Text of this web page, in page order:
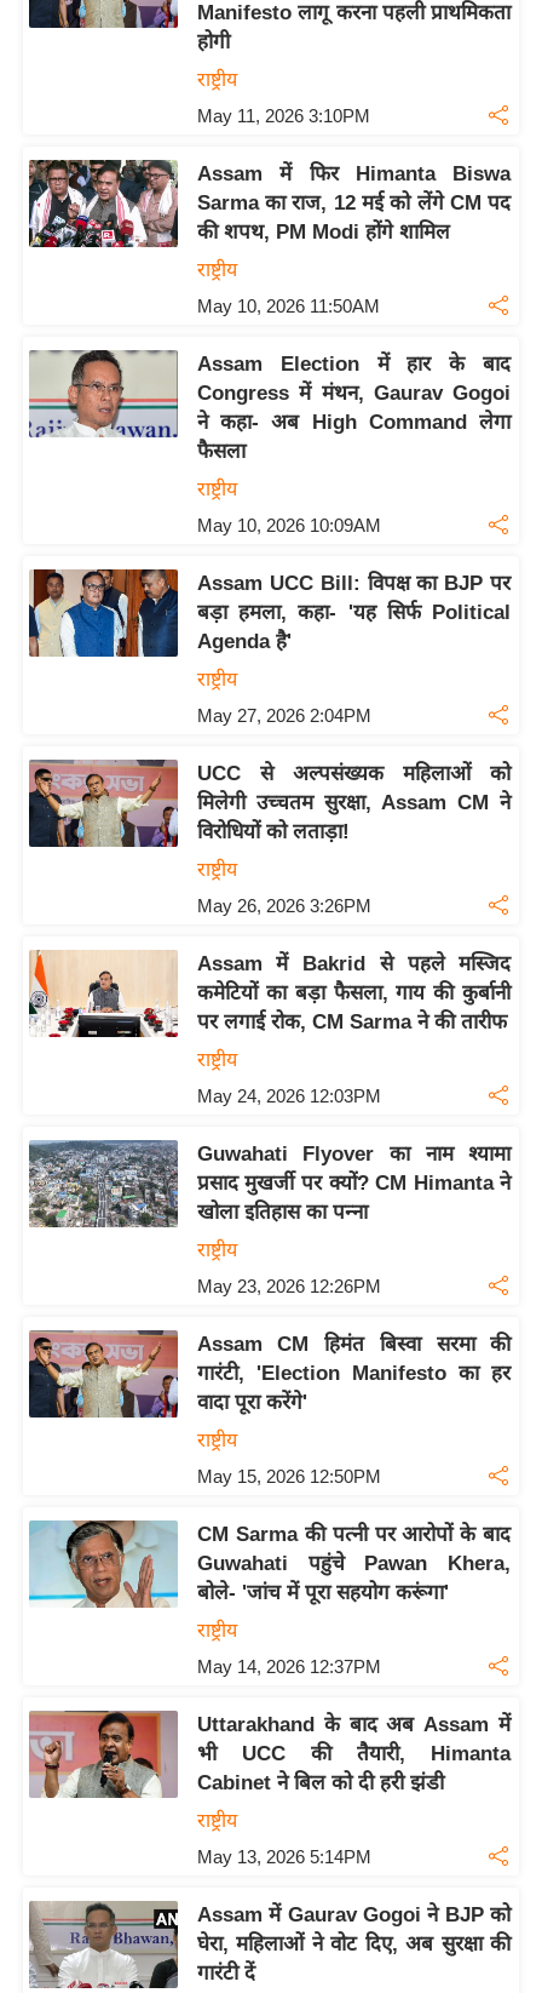
/
घ
रे
लू
नु
र्य
न
स्थ
ने
स
मं
श
न
नी
ति
वि
स
म
सा
क
मा
तृ
भू
भ
म
.
आ
ई
प
र
स
Manifesto लागू करना पहली प्राथमिकता
होगी
राष्ट्रीय
May 11, 2026 3:10PM
Assam में फिर Himanta Biswa
Sarma का राज, 12 मई को लेंगे CM पद
की शपथ, PM Modi होंगे शामिल
राष्ट्रीय
May 10, 2026 11:50AM
Assam Election में हार के बाद
Congress में मंथन, Gaurav Gogoi
ने कहा- अब High Command लेगा
फैसला
राष्ट्रीय
May 10, 2026 10:09AM
Assam UCC Bill: विपक्ष का BJP पर
बड़ा हमला, कहा- 'यह सिर्फ Political
Agenda है'
राष्ट्रीय
May 27, 2026 2:04PM
UCC से अल्पसंख्यक महिलाओं को
मिलेगी उच्चतम सुरक्षा, Assam CM ने
विरोधियों को लताड़ा!
राष्ट्रीय
May 26, 2026 3:26PM
Assam में Bakrid से पहले मस्जिद
कमेटियों का बड़ा फैसला, गाय की कुर्बानी
पर लगाई रोक, CM Sarma ने की तारीफ
राष्ट्रीय
May 24, 2026 12:03PM
Guwahati Flyover का नाम श्यामा
प्रसाद मुखर्जी पर क्यों? CM Himanta ने
खोला इतिहास का पन्ना
राष्ट्रीय
May 23, 2026 12:26PM
Assam CM हिमंत बिस्वा सरमा की
गारंटी, 'Election Manifesto का हर
वादा पूरा करेंगे'
राष्ट्रीय
May 15, 2026 12:50PM
CM Sarma की पत्नी पर आरोपों के बाद
Guwahati पहुंचे Pawan Khera,
बोले- 'जांच में पूरा सहयोग करूंगा'
राष्ट्रीय
May 14, 2026 12:37PM
Uttarakhand के बाद अब Assam में
भी UCC की तैयारी, Himanta
Cabinet ने बिल को दी हरी झंडी
राष्ट्रीय
May 13, 2026 5:14PM
Assam में Gaurav Gogoi ने BJP को
घेरा, महिलाओं ने वोट दिए, अब सुरक्षा की
गारंटी दें